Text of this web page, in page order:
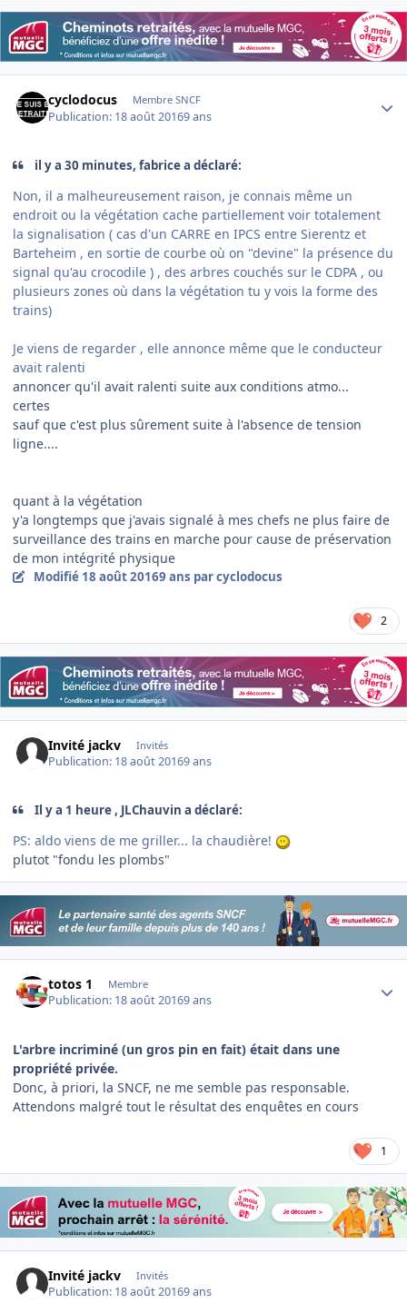
cyclodocus Membre SNCF
Publication: 18 août 20169 ans
il y a 30 minutes, fabrice a déclaré:
Non, il a malheureusement raison, je connais même un
endroit ou la végétation cache partiellement voir totalement
la signalisation ( cas d'un CARRE en IPCS entre Sierentz et
Barteheim , en sortie de courbe où on "devine" la présence du
signal qu'au crocodile ) , des arbres couchés sur le CDPA , ou
plusieurs zones où dans la végétation tu y vois la forme des
trains)
Je viens de regarder , elle annonce même que le conducteur
avait ralenti
annoncer qu'il avait ralenti suite aux conditions atmo...
certes
sauf que c'est plus sûrement suite à l'absence de tension
ligne....
quant à la végétation
y'a longtemps que j'avais signalé à mes chefs ne plus faire de
surveillance des trains en marche pour cause de préservation
de mon intégrité physique
Modifié 18 août 20169 ans par cyclodocus
2
Invité jackv Invités
Publication: 18 août 20169 ans
Il y a 1 heure , JLChauvin a déclaré:
PS: aldo viens de me griller... la chaudière!
plutot "fondu les plombs"
totos 1 Membre
Publication: 18 août 20169 ans
L'arbre incriminé (un gros pin en fait) était dans une
propriété privée.
Donc, à priori, la SNCF, ne me semble pas responsable.
Attendons malgré tout le résultat des enquêtes en cours
1
Invité jackv Invités
Publication: 18 août 20169 ans